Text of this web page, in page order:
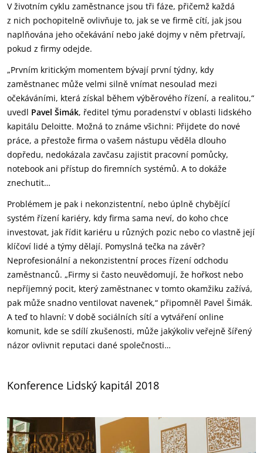
V životním cyklu zaměstnance jsou tři fáze, přičemž každá
z nich pochopitelně ovlivňuje to, jak se ve firmě cítí, jak jsou
naplňována jeho očekávání nebo jaké dojmy v něm přetrvají,
pokud z firmy odejde.
„Prvním kritickým momentem bývají první týdny, kdy
zaměstnanec může velmi silně vnímat nesoulad mezi
očekáváními, která získal během výběrového řízení, a realitou,“
uvedl Pavel Šimák, ředitel týmu poradenství v oblasti lidského
kapitálu Deloitte. Možná to známe všichni: Přijdete do nové
práce, a přestože firma o vašem nástupu věděla dlouho
dopředu, nedokázala zavčasu zajistit pracovní pomůcky,
notebook ani přístup do firemních systémů. A to dokáže
znechutit…
Problémem je pak i nekonzistentní, nebo úplně chybějící
systém řízení kariéry, kdy firma sama neví, do koho chce
investovat, jak řídit kariéru u různých pozic nebo co vlastně její
klíčoví lidé a týmy dělají. Pomyslná tečka na závěr?
Neprofesionální a nekonzistentní proces řízení odchodu
zaměstnanců. „Firmy si často neuvědomují, že hořkost nebo
nepříjemný pocit, který zaměstnanec v tomto okamžiku zažívá,
pak může snadno ventilovat navenek,“ připomněl Pavel Šimák.
A teď to hlavní: V době sociálních sítí a vytváření online
komunit, kde se sdílí zkušenosti, může jakýkoliv veřejně šířený
názor ovlivnit reputaci dané společnosti…
Konference Lidský kapitál 2018